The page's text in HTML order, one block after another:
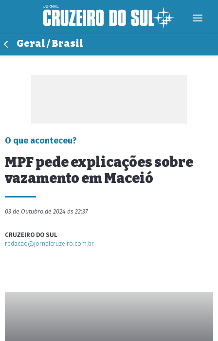
Geral / Brasil
O que aconteceu?
MPF pede explicações sobre
vazamento em Maceió
03 de Outubro de 2024 às 22:37
CRUZEIRO DO SUL
redacao@jornalcruzeiro.com.br